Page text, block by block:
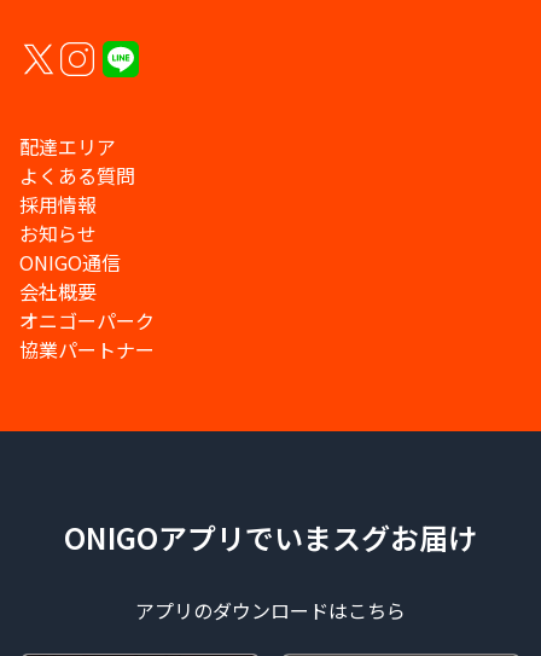
配達エリア
よくある質問
採用情報
お知らせ
ONIGO通信
会社概要
オニゴーパーク
協業パートナー
ONIGOアプリでいまスグお届け
アプリのダウンロードはこちら